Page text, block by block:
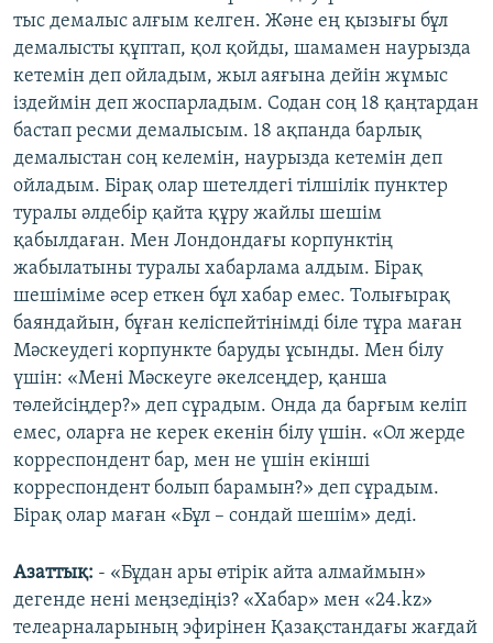
тыс демалыс алғым келген. Және ең қызығы бұл
демалысты құптап, қол қойды, шамамен наурызда
кетемін деп ойладым, жыл аяғына дейін жұмыс
іздеймін деп жоспарладым. Содан соң 18 қаңтардан
бастап ресми демалысым. 18 ақпанда барлық
демалыстан соң келемін, наурызда кетемін деп
ойладым. Бірақ олар шетелдегі тілшілік пунктер
туралы әлдебір қайта құру жайлы шешім
қабылдаған. Мен Лондондағы корпунктің
жабылатыны туралы хабарлама алдым. Бірақ
шешіміме әсер еткен бұл хабар емес. Толығырақ
баяндайын, бұған келіспейтінімді біле тұра маған
Мәскеудегі корпункте баруды ұсынды. Мен білу
үшін: «Мені Мәскеуге әкелсеңдер, қанша
төлейсіңдер?» деп сұрадым. Онда да барғым келіп
емес, оларға не керек екенін білу үшін. «Ол жерде
корреспондент бар, мен не үшін екінші
корреспондент болып барамын?» деп сұрадым.
Бірақ олар маған «Бұл – сондай шешім» деді.
Азаттық: - «Бұдан ары өтірік айта алмаймын»
дегенде нені меңзедіңіз? «Хабар» мен «24.kz»
телеарналарының эфирінен Қазақстандағы жағдай